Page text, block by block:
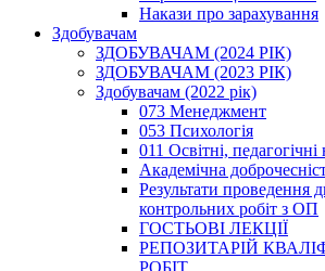
Накази про зарахування
Здобувачам
ЗДОБУВАЧАМ (2024 РІК)
ЗДОБУВАЧАМ (2023 РІК)
Здобувачам (2022 рік)
073 Менеджмент
053 Психологія
011 Освітні, педагогічні
Академічна
Результати проведення
контрольних робіт з ОП
ГОСТЬОВІ ЛЕКЦІЇ
РЕПОЗИТАРІЙ
РОБІТ